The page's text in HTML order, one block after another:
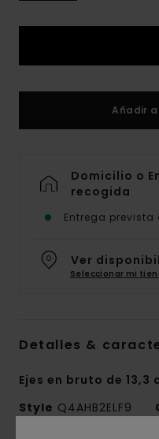
Añadir
Domicilio o
recogida
Entrega prevista
Ver
Seleccionar mi
Detalles &
Ejes en bruto de 13,3
Style Q4AHB2ELF9